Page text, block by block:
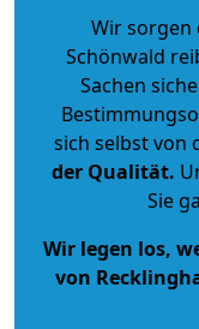
Wir sorgen
Schönwald
Sachen
sich selbst von
der Qualität.
Sie
Wir legen los,
von